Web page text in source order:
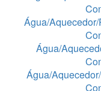
Água/
Água/
Água/